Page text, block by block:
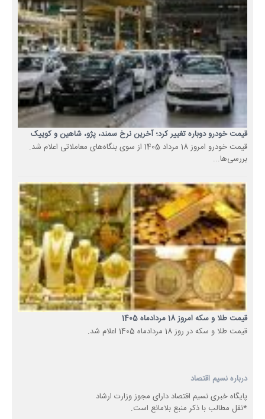
قیمت خودرو دوباره تغییر کرد؛ آخرین نرخ سمند، پژو، شاهین و کوییک
قیمت خودرو امروز 18 مرداد 1405 از سوی بنگاه‌های معاملاتی اعلام شد.
بررسی‌ها...
قیمت طلا و سکه امروز 18 مردادماه 1405
قیمت طلا و سکه در روز 18 مردادماه 1405 اعلام شد.
درباره نسیم اقتصاد
پایگاه خبری نسیم اقتصاد دارای مجوز وزارت ارشاد
*نقل مطالب با ذکر منبع بلامانع است.